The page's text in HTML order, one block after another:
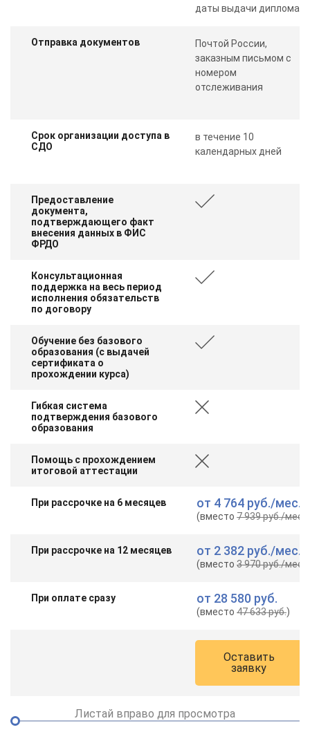
даты выдачи диплома
Отправка документов
Почтой России,
заказным письмом с
номером
отслеживания
Срок организации доступа в
СДО
в течение 10
календарных дней
Предоставление
документа,
подтверждающего факт
внесения данных в ФИС
ФРДО
Консультационная
поддержка на весь период
исполнения обязательств
по договору
Обучение без базового
образования (с выдачей
сертификата о
прохождении курса)
Гибкая система
подтверждения базового
образования
Помощь с прохождением
итоговой аттестации
При рассрочке на 6 месяцев от 4 764 руб./мес.
(вместо7 939 руб./мес.
При рассрочке на 12 месяцев от 2 382 руб./мес.
(вместо3 970 руб./мес.
При оплате сразу от 28 580 руб.
(вместо47 633 руб.)
Оставить
заявку
Листай вправо для просмотра